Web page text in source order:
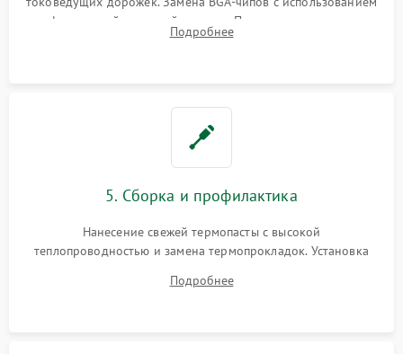
инфракрасной паяльной станции. Прошивка микросхемы
BIOS или замена поврежденных портов USB
Подробнее
5. Сборка и профилактика
Нанесение свежей термопасты с высокой
теплопроводностью и замена термопрокладок. Установка
шлейфов, модулей памяти и накопителей. Предварительная
Подробнее